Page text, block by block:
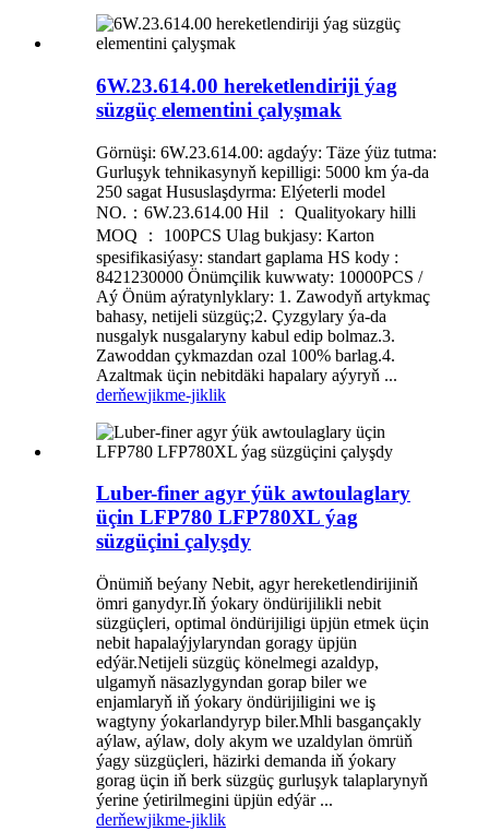
6W.23.614.00 hereketlendiriji ýag
süzgüç elementini çalyşmak
Görnüşi: 6W.23.614.00: agdaýy: Täze ýüz tutma:
Gurluşyk tehnikasynyň kepilligi: 5000 km ýa-da
250 sagat Hususlaşdyrma: Elýeterli model
NO.：6W.23.614.00 Hil ： Qualityokary hilli
MOQ ： 100PCS Ulag bukjasy: Karton
spesifikasiýasy: standart gaplama HS kody :
8421230000 Önümçilik kuwwaty: 10000PCS /
Aý Önüm aýratynlyklary: 1. Zawodyň artykmaç
bahasy, netijeli süzgüç;2. Çyzgylary ýa-da
nusgalyk nusgalaryny kabul edip bolmaz.3.
Zawoddan çykmazdan ozal 100% barlag.4.
Azaltmak üçin nebitdäki hapalary aýyryň ...
derňewjikme-jiklik
Luber-finer agyr ýük awtoulaglary
üçin LFP780 LFP780XL ýag
süzgüçini çalyşdy
Önümiň beýany Nebit, agyr hereketlendirijiniň
ömri ganydyr.Iň ýokary öndürijilikli nebit
süzgüçleri, optimal öndürijiligi üpjün etmek üçin
nebit hapalaýjylaryndan goragy üpjün
edýär.Netijeli süzgüç könelmegi azaldyp,
ulgamyň näsazlygyndan gorap biler we
enjamlaryň iň ýokary öndürijiligini we iş
wagtyny ýokarlandyryp biler.Mhli basgançakly
aýlaw, aýlaw, doly akym we uzaldylan ömrüň
ýagy süzgüçleri, häzirki demanda iň ýokary
gorag üçin iň berk süzgüç gurluşyk talaplarynyň
ýerine ýetirilmegini üpjün edýär ...
derňewjikme-jiklik